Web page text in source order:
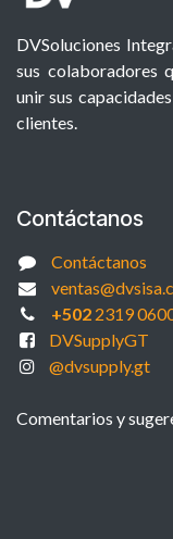
DVSoluciones
sus colaboradores
unir sus
clientes.
Contáctanos
Contáctanos
+5022319
DVSupplyGT
@dvsupply.gt
Comentarios y